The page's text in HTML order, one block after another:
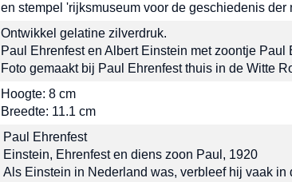
en stempel 'rijksmuseum voor de geschiedenis der
Ontwikkel gelatine zilverdruk.
Paul Ehrenfest en Albert Einstein met zoontje Paul
Foto gemaakt bij Paul Ehrenfest thuis in de Witte
Hoogte: 8 cm
Breedte: 11.1 cm
Paul Ehrenfest
Einstein, Ehrenfest en diens zoon Paul, 1920
Als Einstein in Nederland was, verbleef hij vaak